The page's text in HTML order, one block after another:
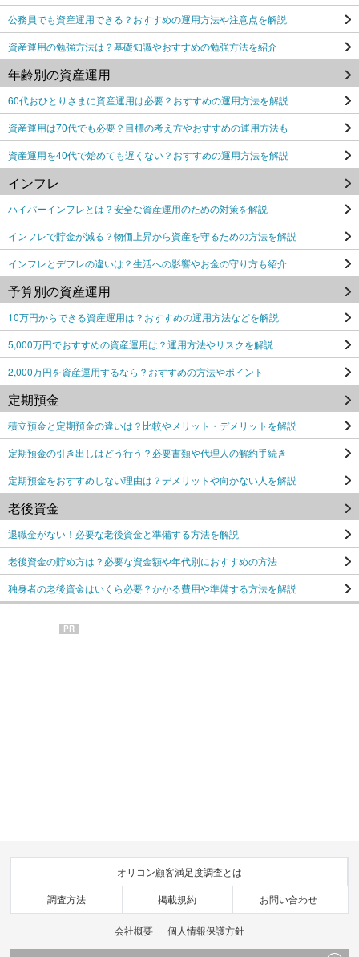
公務員でも資産運用できる？おすすめの運用方法や注意点を解説
資産運用の勉強方法は？基礎知識やおすすめの勉強方法を紹介
年齢別の資産運用
60代おひとりさまに資産運用は必要？おすすめの運用方法を解説
資産運用は70代でも必要？目標の考え方やおすすめの運用方法も
資産運用を40代で始めても遅くない？おすすめの運用方法を解説
インフレ
ハイパーインフレとは？安全な資産運用のための対策を解説
インフレで貯金が減る？物価上昇から資産を守るための方法を解説
インフレとデフレの違いは？生活への影響やお金の守り方も紹介
予算別の資産運用
10万円からできる資産運用は？おすすめの運用方法などを解説
5,000万円でおすすめの資産運用は？運用方法やリスクを解説
2,000万円を資産運用するなら？おすすめの方法やポイント
定期預金
積立預金と定期預金の違いは？比較やメリット・デメリットを解説
定期預金の引き出しはどう行う？必要書類や代理人の解約手続き
定期預金をおすすめしない理由は？デメリットや向かない人を解説
老後資金
退職金がない！必要な老後資金と準備する方法を解説
老後資金の貯め方は？必要な資金額や年代別におすすめの方法
独身者の老後資金はいくら必要？かかる費用や準備する方法を解説
PR
オリコン顧客満足度調査とは
調査方法 掲載規約 お問い合わせ
会社概要 個人情報保護方針